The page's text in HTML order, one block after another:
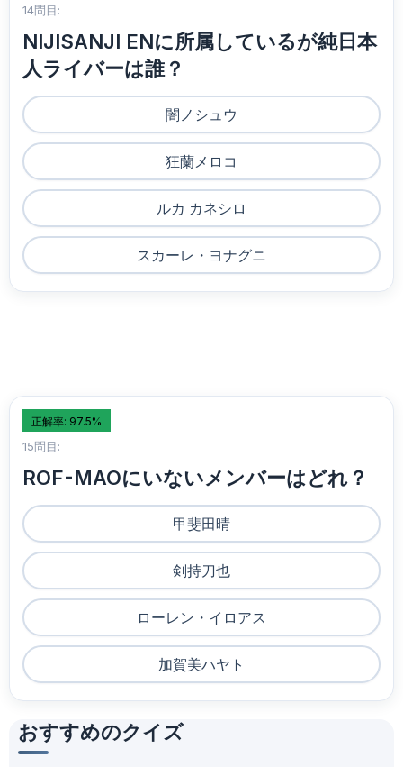
14問目:
NIJISANJI ENに所属しているが純日本
人ライバーは誰？
闇ノシュウ
狂蘭メロコ
ルカ カネシロ
スカーレ・ヨナグニ
正解率: 97.5%
15問目:
ROF-MAOにいないメンバーはどれ？
甲斐田晴
剣持刀也
ローレン・イロアス
加賀美ハヤト
おすすめのクイズ